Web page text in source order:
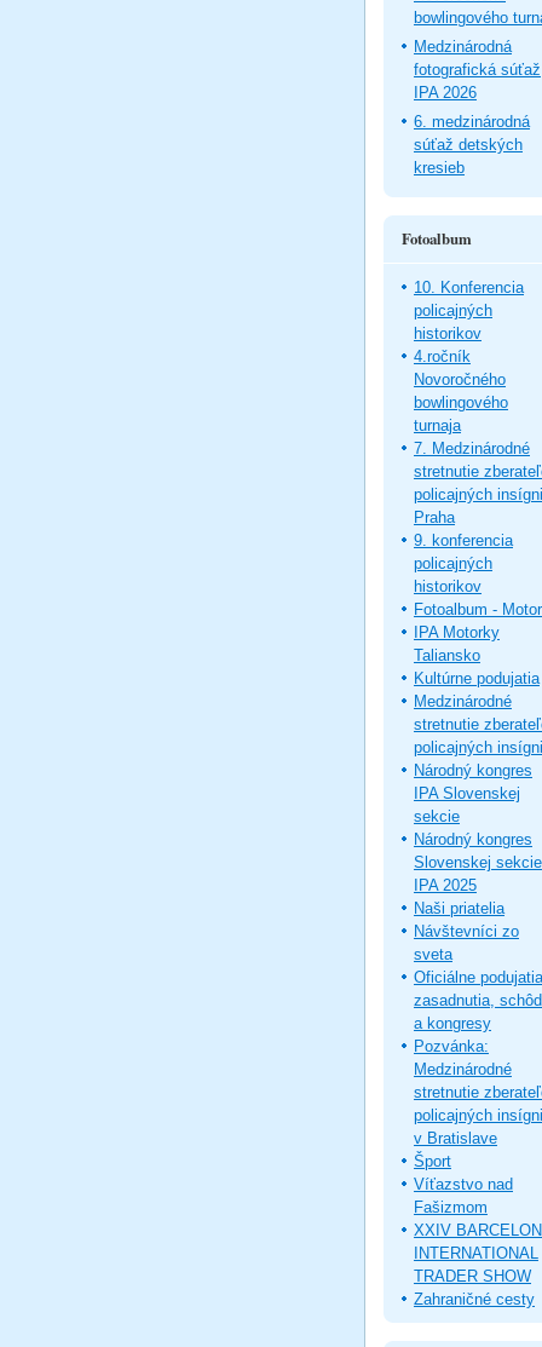
bowlingového
Medzinárodná
fotografická súťaž
IPA 2026
6. medzinárodná
súťaž detských
kresieb
Fotoalbum
10. Konferencia
policajných
historikov
4.ročník
Novoročného
bowlingového
turnaja
7. Medzinárodné
stretnutie
policajných
Praha
9. konferencia
policajných
historikov
Fotoalbum -
IPA Motorky
Taliansko
Kultúrne podujatia
Medzinárodné
stretnutie
policajných
Národný kongres
IPA Slovenskej
sekcie
Národný kongres
Slovenskej sekcie
IPA 2025
Naši priatelia
Návštevníci zo
sveta
Oficiálne
zasadnutia,
a kongresy
Pozvánka:
Medzinárodné
stretnutie
policajných
v Bratislave
Šport
Víťazstvo nad
Fašizmom
XXIV
INTERNATIONAL
TRADER SHOW
Zahraničné cesty